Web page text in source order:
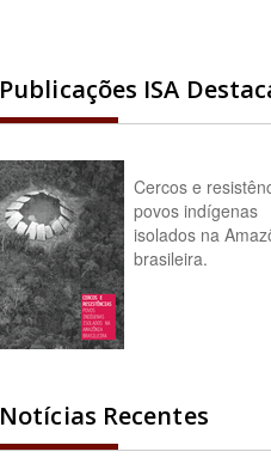
Publicações ISA
Cercos e
povos indígenas
isolados na
brasileira.
Notícias Recentes